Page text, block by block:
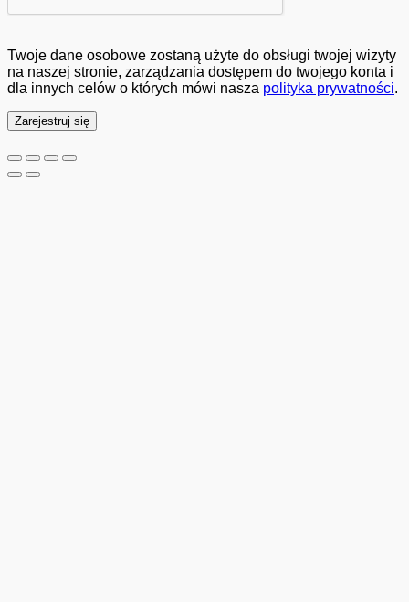
Twoje dane osobowe zostaną użyte do obsługi twojej wizyty
na naszej stronie, zarządzania dostępem do twojego konta i
dla innych celów o których mówi nasza polityka prywatności.
Zarejestruj się